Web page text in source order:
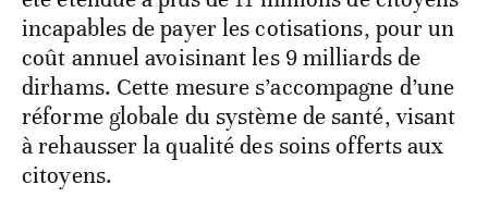
incapables de payer les cotisations, pour un
coût annuel avoisinant les 9 milliards de
dirhams. Cette mesure s’accompagne d’une
réforme globale du système de santé, visant
à rehausser la qualité des soins offerts aux
citoyens.